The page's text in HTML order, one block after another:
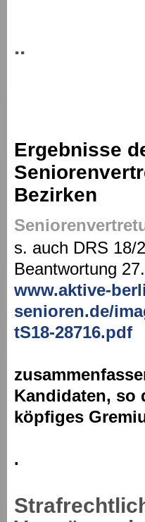
..
Ergebnisse
Bezirken
s. auch DRS 18/
Beantwortung
www.aktive-
senioren.de/
tS18-28716.pdf
Kandidaten, so
köpfiges
.